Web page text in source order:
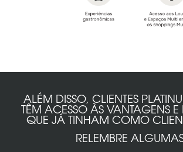
ALÉM DISSO, CLIENTES
TÊM ACESSO ÀS VANTAGENS E
QUE JÁ TINHAM COMO
RELEMBRE